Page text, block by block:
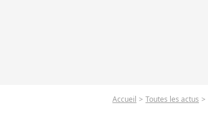
Accueil Toutes les actus